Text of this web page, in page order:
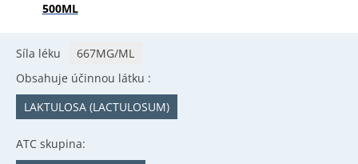
500ML
Síla léku
667MG/ML
Obsahuje účinnou látku :
LAKTULOSA (LACTULOSUM)
ATC skupina: